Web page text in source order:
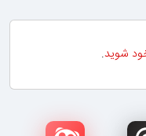
شوید.